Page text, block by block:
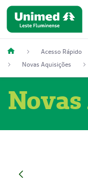
Acesso Rápido
Novas Aquisições